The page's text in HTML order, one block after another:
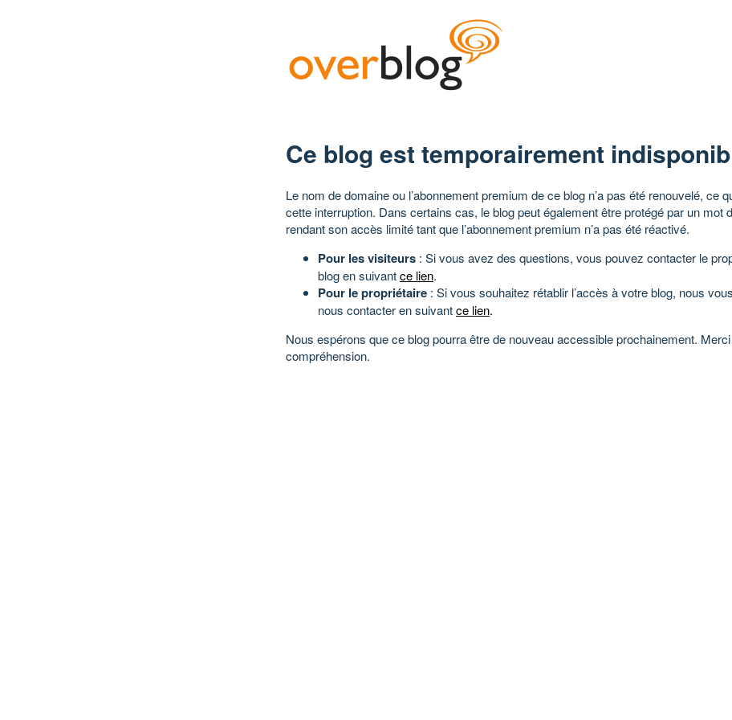
Ce blog est temporairement
Le nom de domaine ou l’abonnement premium de ce blog n’a pas été renouvelé, ce
cette interruption. Dans certains cas, le blog peut également être protégé par un mot
rendant son accès limité tant que l’abonnement premium n’a pas été réactivé.
Pour les visiteurs : Si vous avez des questions, vous pouvez contacter le
blog en suivantce lien.
Pour le propriétaire : Si vous souhaitez rétablir l’accès à votre blog, nous
nous contacter en suivantce lien.
Nous espérons que ce blog pourra être de nouveau accessible prochainement.
compréhension.